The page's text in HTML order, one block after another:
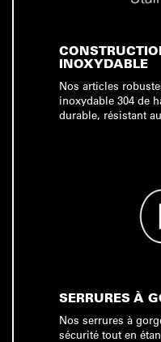
INOXYDABLE
Nos articles
inoxydable 304 de
durable, résistant
SERRURES À
Nos serrures à
sécurité tout en